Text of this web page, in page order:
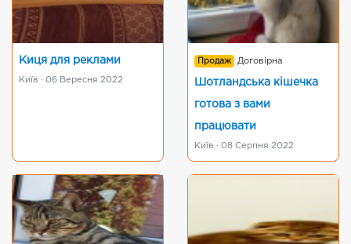
Киця для реклами
Київ · 06 Вересня 2022
Продаж Договірна
Шотландська кішечка
готова з вами
працювати
Київ · 08 Серпня 2022